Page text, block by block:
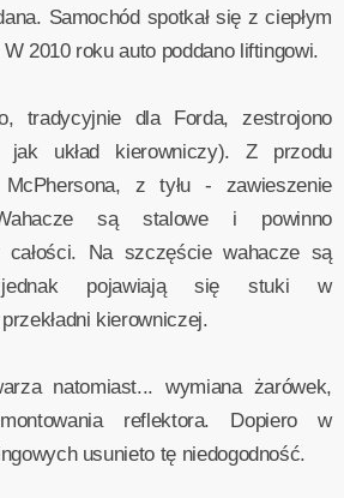
Samochód spotkał się z ciepłym
2010 roku auto poddano liftingowi.
tradycyjnie dla Forda, zestrojono
jak układ kierowniczy). Z przodu
McPhersona, z tyłu - zawieszenie
Wahacze są stalowe i powinno
Na szczęście wahacze są
jednak pojawiają się stuki w
kierowniczej.
natomiast... wymiana żarówek,
reflektora. Dopiero w
usunieto tę niedogodność.